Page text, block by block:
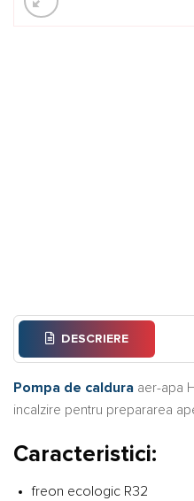
DESCRIERE
Pompa de caldura aer-apa
incalzire pentru prepararea
Caracteristici:
freon ecologic R32